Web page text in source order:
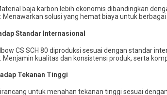
baja karbon lebih ekonomis dibandingkan
: Menawarkan solusi yang hemat biaya untuk
Standar Internasional
CS SCH 80 diproduksi sesuai dengan standar
: Menjamin kualitas dan konsistensi produk, serta
Tekanan Tinggi
untuk menahan tekanan tinggi sesuai